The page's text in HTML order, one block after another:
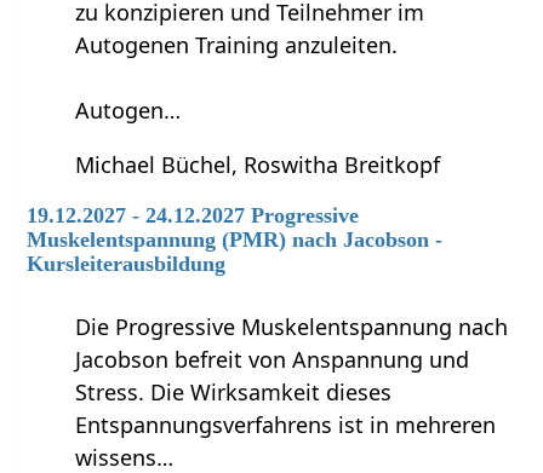
zu konzipieren und Teilnehmer im
Autogenen Training anzuleiten.
Autogen…
Michael Büchel, Roswitha Breitkopf
19.12.2027 - 24.12.2027 Progressive
Muskelentspannung (PMR) nach Jacobson -
Kursleiterausbildung
Die Progressive Muskelentspannung nach
Jacobson befreit von Anspannung und
Stress. Die Wirksamkeit dieses
Entspannungsverfahrens ist in mehreren
wissens…